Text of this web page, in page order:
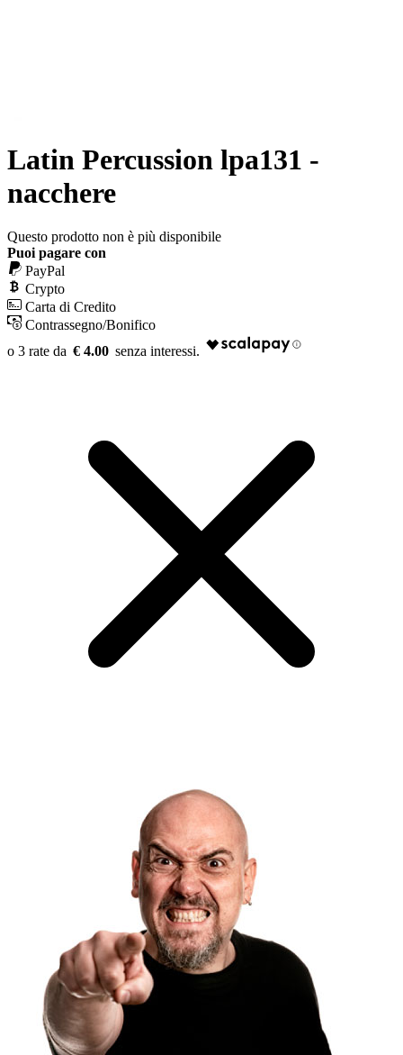
Latin Percussion lpa131 -
nacchere
Questo prodotto non è più disponibile
Puoi pagare con
PayPal
Crypto
Carta di Credito
Contrassegno/Bonifico
€ 4.00